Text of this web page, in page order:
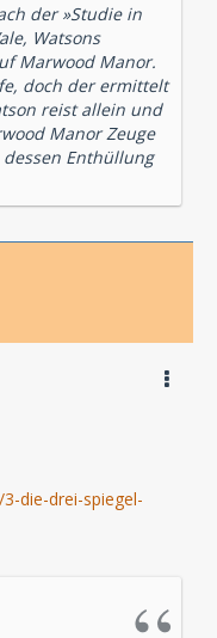
der »Studie in
Watsons
Marwood Manor.
doch der ermittelt
reist allein und
Manor Zeuge
Enthüllung
die-drei-spiegel-